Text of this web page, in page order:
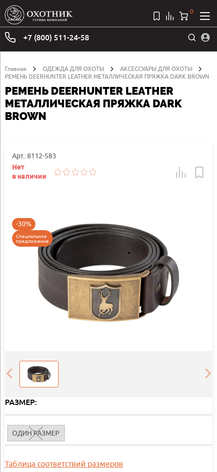
+7 (800) 511-24-58
0
Главная ОДЕЖДА ДЛЯ ОХОТЫ
АКСЕССУАРЫ ДЛЯ ОХОТЫ
РЕМЕНЬ DEERHUNTER LEATHER МЕТАЛЛИЧЕСКАЯ ПРЯЖКА DARK BROWN
РЕМЕНЬ DEERHUNTER LEATHER
МЕТАЛЛИЧЕСКАЯ ПРЯЖКА DARK
BROWN
Арт.: 8112-583
Нет
в наличии
-30%
Специальное
предложение
РАЗМЕР:
ОДИН РАЗМЕР
Таблица соответствий размеров